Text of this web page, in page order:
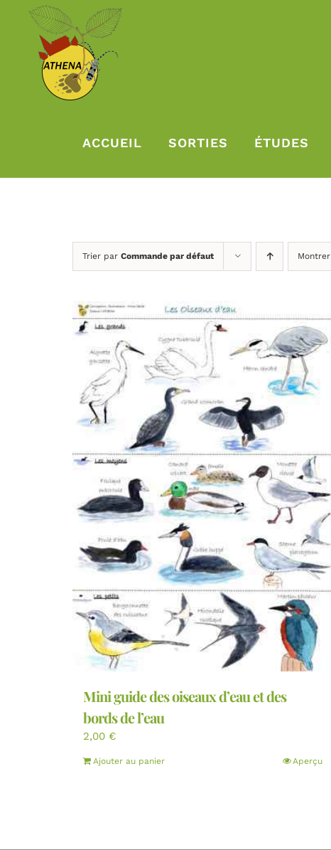
Passer
contenu
ACCUEIL SORTIES ÉTUDES
Trier par Commande par défaut Montrer
Mini guide des oiseaux d’eau et des
bords de l’eau
2,00 €
Ajouter au panier Aperçu